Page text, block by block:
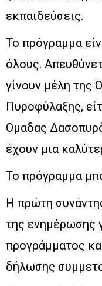
εκπαιδεύσεις.
Το πρόγραμμα
όλους.
γίνουν μέλη της
Πυροφύλαξης,
Ομαδας
έχουν μια
Το πρόγραμμα
Η πρώτη
της ενημέρωσης
προγράμματος
δήλωσης